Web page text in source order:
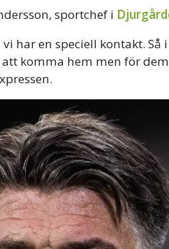
sportchef i
vi har en speciell kontakt.
komma hem men för